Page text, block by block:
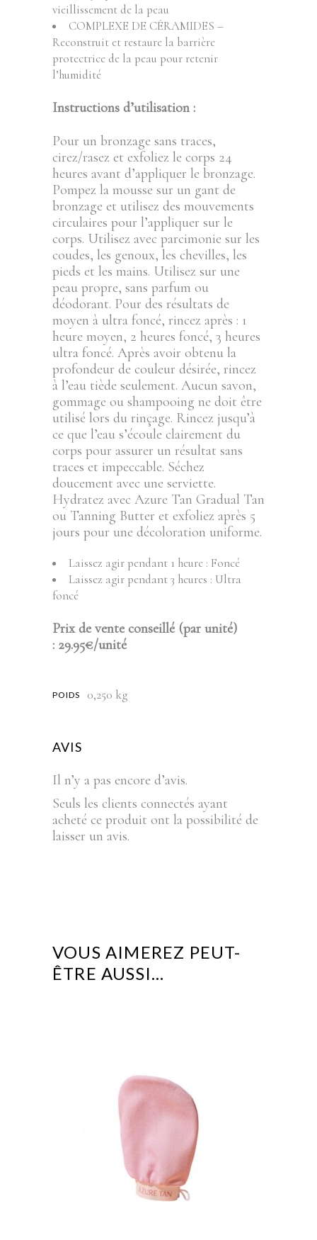
vieillissement de la peau
COMPLEXE DE CÉRAMIDES –
Reconstruit et restaure la barrière
protectrice de la peau pour retenir
l’humidité
Instructions d’utilisation :
Pour un bronzage sans traces,
cirez/rasez et exfoliez le corps 24
heures avant d’appliquer le bronzage.
Pompez la mousse sur un gant de
bronzage et utilisez des mouvements
circulaires pour l’appliquer sur le
corps. Utilisez avec parcimonie sur les
coudes, les genoux, les chevilles, les
pieds et les mains. Utilisez sur une
peau propre, sans parfum ou
déodorant. Pour des résultats de
moyen à ultra foncé, rincez après : 1
heure moyen, 2 heures foncé, 3 heures
ultra foncé. Après avoir obtenu la
profondeur de couleur désirée, rincez
à l’eau tiède seulement. Aucun savon,
gommage ou shampooing ne doit être
utilisé lors du rinçage. Rincez jusqu’à
ce que l’eau s’écoule clairement du
corps pour assurer un résultat sans
traces et impeccable. Séchez
doucement avec une serviette.
Hydratez avec Azure Tan Gradual Tan
ou Tanning Butter et exfoliez après 5
jours pour une décoloration uniforme.
Laissez agir pendant 1 heure : Foncé
Laissez agir pendant 3 heures : Ultra
foncé
Prix de vente conseillé (par unité)
: 29.95€/unité
POIDS 0,250 kg
AVIS
Il n’y a pas encore d’avis.
Seuls les clients connectés ayant
acheté ce produit ont la possibilité de
laisser un avis.
VOUS AIMEREZ PEUT-
ÊTRE AUSSI…